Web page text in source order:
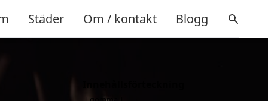
Städer Om / kontakt Blogg